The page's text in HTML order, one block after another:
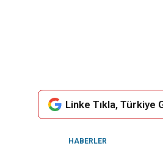
Linke Tıkla, Türkiye
HABERLER